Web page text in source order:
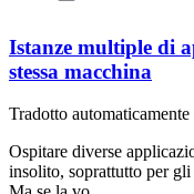
Istanze multiple di
stessa macchina
Tradotto
Ospitare diverse
insolito, soprattutto per